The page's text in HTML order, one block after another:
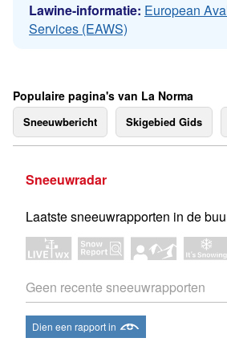
Lawine-informatie: European
Services (EAWS)
Populaire pagina's van La Norma
Sneeuwbericht Skigebied Gids
Sneeuwradar
Laatste sneeuwrapporten in de
Geen recente sneeuwrapporten
Dien een rapport in